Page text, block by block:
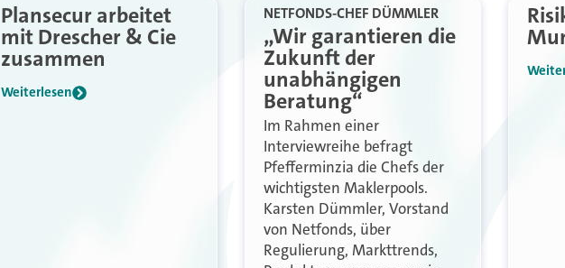
Plansecur arbeitet
mit Drescher & Cie
zusammen
Weiterlesen
NETFONDS-CHEF DÜMMLER
„Wir garantieren die
Zukunft der
unabhängigen
Beratung“
Im Rahmen einer
Interviewreihe befragt
Pfefferminzia die Chefs der
wichtigsten Maklerpools.
Karsten Dümmler, Vorstand
von Netfonds, über
Regulierung, Markttrends,